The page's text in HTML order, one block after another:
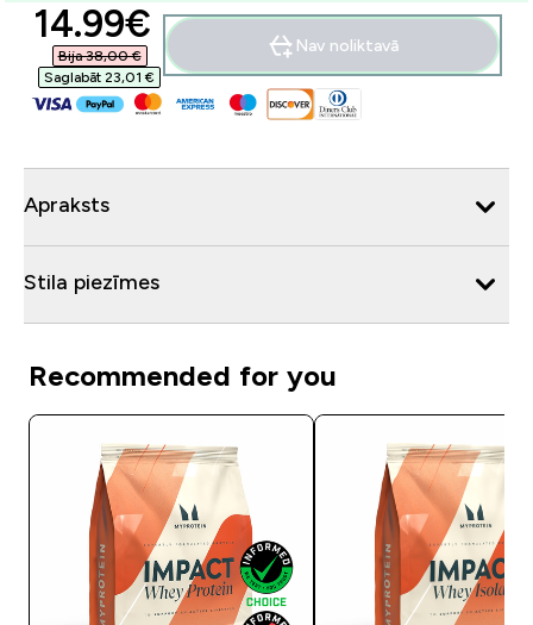
discounted price
14.99€‎
Bija 38,00 €‎
Saglabāt 23,01 €‎
Nav noliktavā
Apraksts
Stila piezīmes
Recommended for you